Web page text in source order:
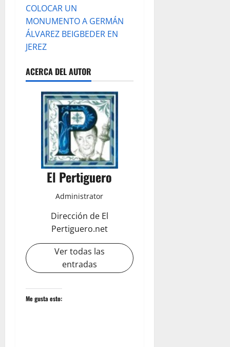
COLOCAR UN
MONUMENTO A GERMÁN
ÁLVAREZ BEIGBEDER EN
JEREZ
ACERCA DEL AUTOR
El Pertiguero
Administrator
Dirección de El
Pertiguero.net
Ver todas las
entradas
Me gusta esto: